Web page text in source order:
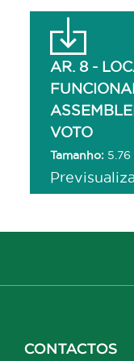
AR. 8 -
VOTO
Tamanho: 5.76
CONTACTOS